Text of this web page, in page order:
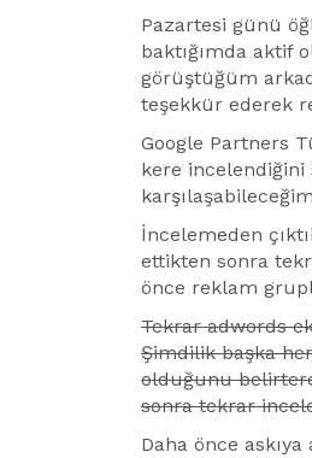
Pazartesi günü
baktığımda aktif
görüştüğüm
teşekkür ederek
Google Partners
kere
İncelemeden
ettikten sonra
önce reklam
Tekrar adwords
Şimdilik başka
olduğunu
sonra tekrar
Daha önce